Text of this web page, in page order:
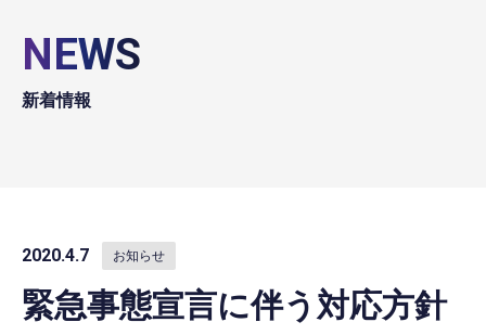
NEWS
新着情報
2020.4.7 お知らせ
緊急事態宣言に伴う対応方針